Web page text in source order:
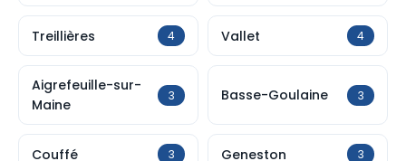
Treillières 4 Vallet 4
Aigrefeuille-sur-
Maine
3 Basse-Goulaine 3
Couffé 3 Geneston 3